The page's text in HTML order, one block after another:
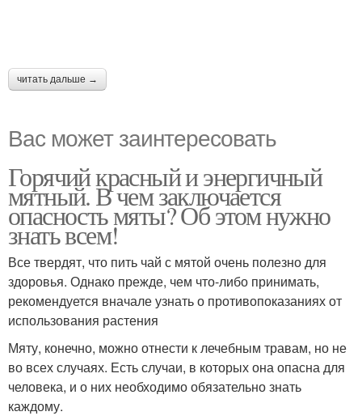
читать дальше →
Вас может заинтересовать
Горячий красный и энергичный
мятный. В чем заключается
опасность мяты? Об этом нужно
знать всем!
Все твердят, что пить чай с мятой очень полезно для
здоровья. Однако прежде, чем что-либо принимать,
рекомендуется вначале узнать о противопоказаниях от
использования растения
Мяту, конечно, можно отнести к лечебным травам, но не
во всех случаях. Есть случаи, в которых она опасна для
человека, и о них необходимо обязательно знать
каждому.